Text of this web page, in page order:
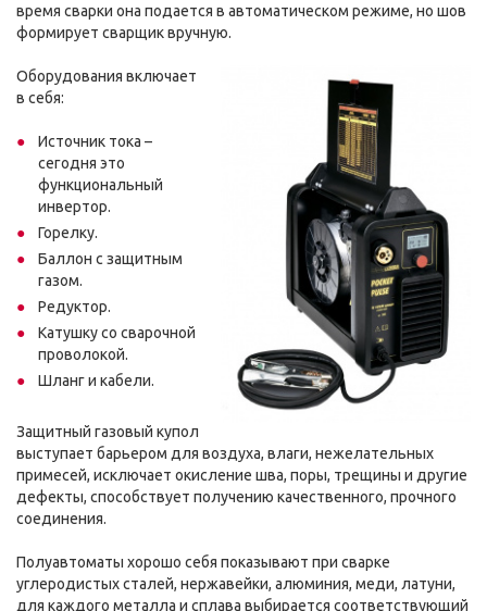
время сварки она подается в автоматическом режиме, но шов
формирует сварщик вручную.
Оборудования включает
в себя:
Источник тока –
сегодня это
функциональный
инвертор.
Горелку.
Баллон с защитным
газом.
Редуктор.
Катушку со сварочной
проволокой.
Шланг и кабели.
Защитный газовый купол
выступает барьером для воздуха, влаги, нежелательных
примесей, исключает окисление шва, поры, трещины и другие
дефекты, способствует получению качественного, прочного
соединения.
Полуавтоматы хорошо себя показывают при сварке
углеродистых сталей, нержавейки, алюминия, меди, латуни,
для каждого металла и сплава выбирается соответствующий